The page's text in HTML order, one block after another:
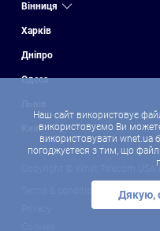
Наш сайт використовує
використовуємо Ви
використовувати wnet.ua
погоджуєтеся з тим, що
Дякую,
Вінниця
Харків
Дніпро
Одеса
Київ
Copyright © Wnet Telecom USA